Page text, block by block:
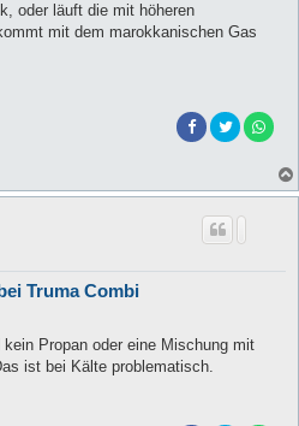
oder läuft die mit höheren
mit dem marokkanischen Gas
Truma Combi
Propan oder eine Mischung mit
ist bei Kälte problematisch.